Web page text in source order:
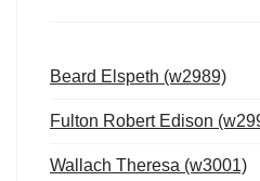
Beard Elspeth (w2989)
Fulton Robert Edison
Wallach Theresa (w3001)